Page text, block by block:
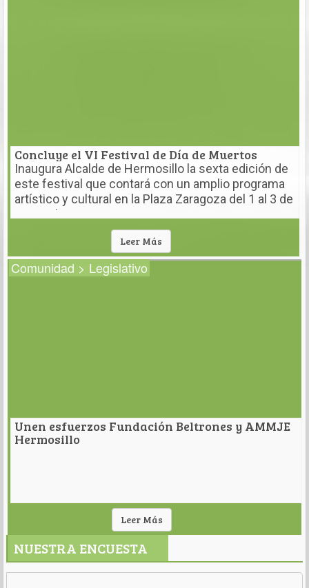
Concluye el VI Festival de Día de Muertos
Inaugura Alcalde de Hermosillo la sexta edición de
este festival que contará con un amplio programa
artístico y cultural en la Plaza Zaragoza del 1 al 3 de
noviembre
Leer Más
Comunidad > Legislativo
Unen esfuerzos Fundación Beltrones y AMMJE
Hermosillo
Leer Más
NUESTRA ENCUESTA